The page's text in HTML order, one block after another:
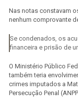
Nas notas constavam
nenhum comprovante
Se condenados, os
financeira e prisão de
O Ministério Público
também teria
crimes imputados a
Persecução Penal